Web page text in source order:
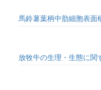
馬鈴薯葉柄中肋細胞表
放牧牛の生理・生態に関